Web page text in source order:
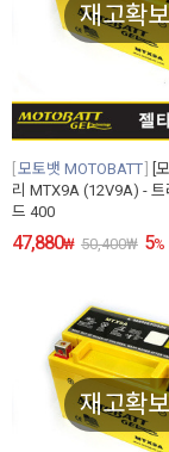
재고확
모토뱃 MOTOBATT
[
리 MTX9A (12V9A) - 트
드 400
47,880₩ 50,400₩ 5%
재고확